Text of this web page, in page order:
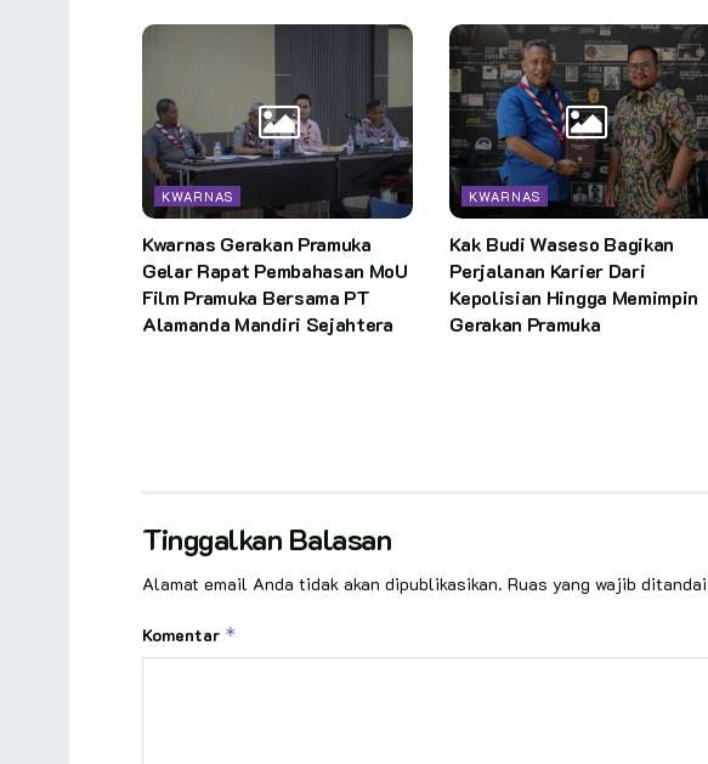
KWARNAS
Kwarnas Gerakan Pramuka
Gelar Rapat Pembahasan MoU
Film Pramuka Bersama PT
Alamanda Mandiri Sejahtera
KWARNAS
Kak Budi Waseso Bagikan
Perjalanan Karier Dari
Kepolisian Hingga Memimpin
Gerakan Pramuka
Tinggalkan Balasan
Alamat email Anda tidak akan dipublikasikan. Ruas yang wajib ditandai
Komentar *